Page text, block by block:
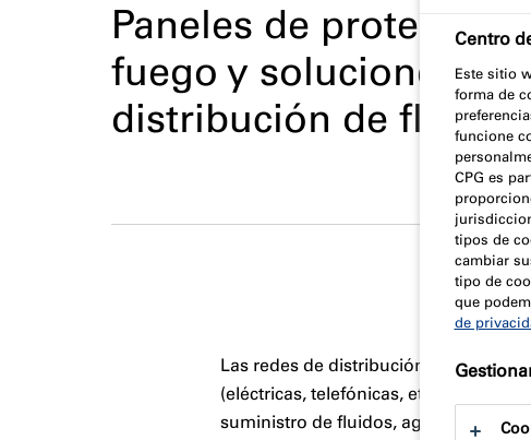
Paneles de
fuego y soluciones
distribución de fluidos
Las redes de distribución de fluidos
(eléctricas, telefónicas, etc.),
suministro de fluidos, agua, gas, aire
Centro
Este sitio
forma de
funcione
CPG es
tipos de
cambiar
tipo de
que
de